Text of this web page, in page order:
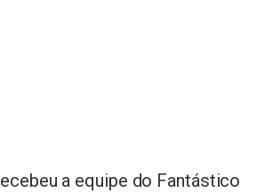
a equipe do Fantástico